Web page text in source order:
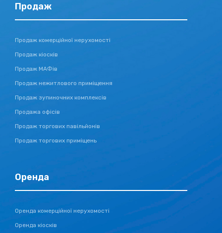
Продаж
Продаж комерційної нерухомості
Продаж кіосків
Продаж МАФів
Продаж нежитлового приміщення
Продаж зупиночних комплексів
Продажа офісів
Продаж торгових павільйонів
Продаж торгових приміщень
Оренда
Оренда комерційної нерухомості
Оренда кіосків